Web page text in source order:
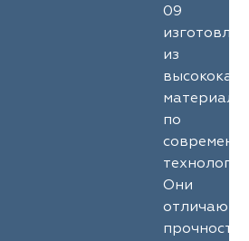
09
из
по
Они